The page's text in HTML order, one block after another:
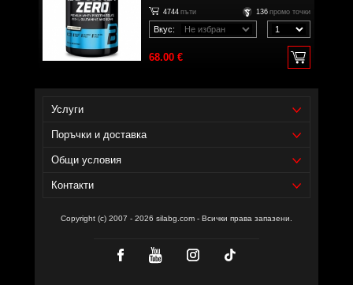
4744 пъти 136 промо точки
Вкус:
68.00 €
Услуги
Поръчки и доставка
Общи условия
Контакти
Copyright (c) 2007 - 2026 silabg.com - Всички права запазени.